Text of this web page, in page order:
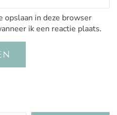
opslaan in deze browser
ik een reactie plaats.